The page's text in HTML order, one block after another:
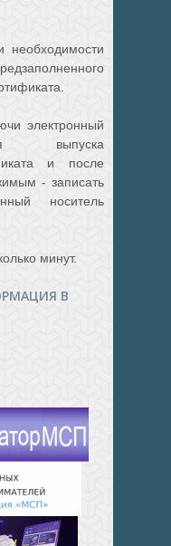
электронный
выпуска
и после
- записать
носитель
минут.
В